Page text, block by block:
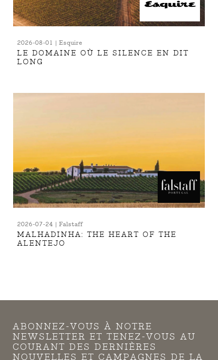
2026-08-01 | Esquire
LE DOMAINE OÙ LE SILENCE EN DIT
LONG
2026-07-24 | Falstaff
MALHADINHA: THE HEART OF THE
ALENTEJO
ABONNEZ-VOUS À NOTRE
NEWSLETTER ET TENEZ-VOUS AU
COURANT DES DERNIÈRES
NOUVELLES ET CAMPAGNES DE LA